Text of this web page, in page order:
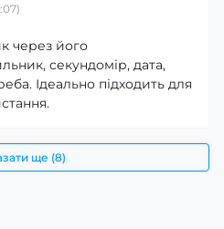
через його
секундомір, дата,
Ідеально підходить для
ще (8)